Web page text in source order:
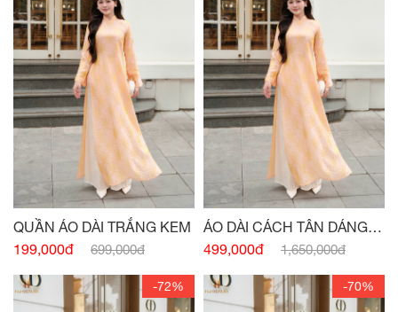
QUẦN ÁO DÀI TRẮNG KEM
199,000đ
699,000đ
ÁO DÀI CÁCH TÂN DÁNG
XUÔNG CỔ 3 PHÂN CAM
499,000đ 1,650,000đ
-72% -70%